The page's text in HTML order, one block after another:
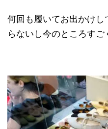
何回も履いてお出かけ
らないし今のところすご